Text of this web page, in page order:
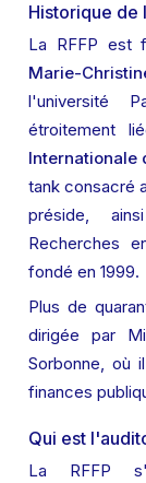
Historique de
La RFFP est
Marie-
l'université
étroitement
Internationale
tank consacré
préside,
Recherches
fondé en 1999.
Plus de
dirigée par
Sorbonne, où
finances
Qui est
La RFFP